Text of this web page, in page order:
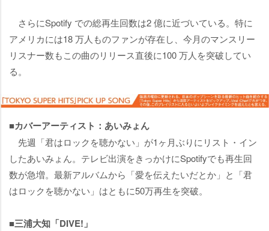
さらにSpotify での総再生回数は2 億に近づいている。特に
アメリカには18 万人ものファンが存在し、今月のマンスリー
リスナー数もこの曲のリリース直後に100 万人を突破してい
る。
■カバーアーティスト：あいみょん
先週「君はロックを聴かない」が1ヶ月ぶりにリスト・イン
したあいみょん。テレビ出演をきっかけにSpotifyでも再生回
数が急増。最新アルバムから「愛を伝えたいだとか」と「君
はロックを聴かない」はともに50万再生を突破。
■三浦大知「DIVE!」